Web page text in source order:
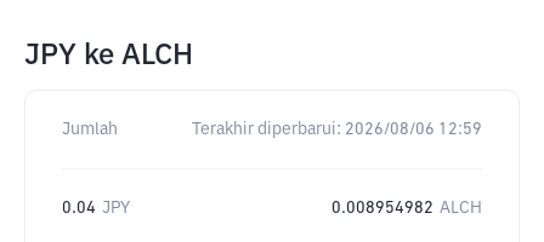
JPY ke ALCH
Jumlah Terakhir diperbarui: 2026/08/06 12:59
0.04 JPY 0.008954982 ALCH